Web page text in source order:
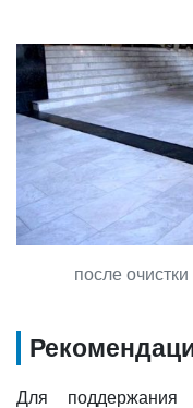
после очистки
Для поддержания